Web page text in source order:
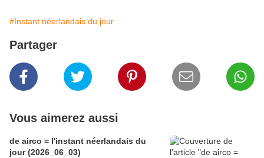
#Instant néerlandais du jour
Partager
Vous aimerez aussi
de airco = l'instant néerlandais du
jour (2026_06_03)